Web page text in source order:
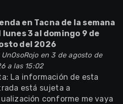
en Tacna de la semana
lunes 3 al domingo 9 de
del 2026
UnOsoRojoen 3 de agosto de
a las 15:02
La información de esta
está sujeta a
conforme me vaya